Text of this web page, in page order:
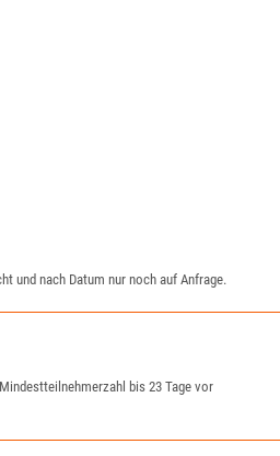
und nach Datum nur noch auf Anfrage.
bis 23 Tage vor